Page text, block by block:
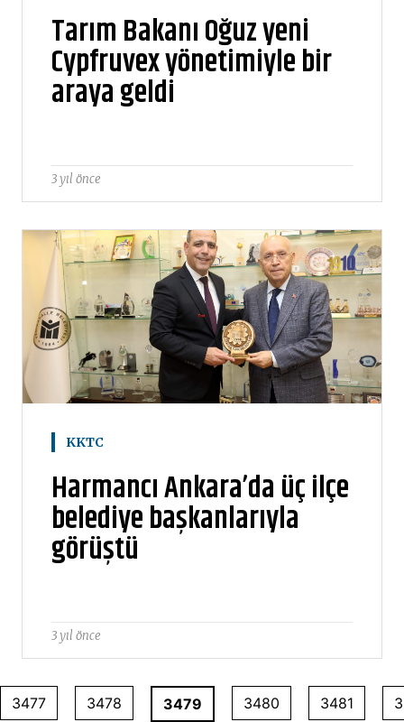
Tarım Bakanı Oğuz yeni
Cypfruvex yönetimiyle bir
araya geldi
3 yıl önce
KKTC
Harmancı Ankara’da üç ilçe
belediye başkanlarıyla
görüştü
3 yıl önce
3477 3478 3479 3480 3481